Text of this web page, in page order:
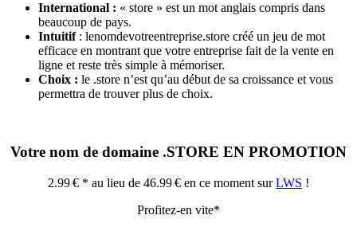
International : « store » est un mot anglais compris dans
beaucoup de pays.
Intuitif : lenomdevotreentreprise.store créé un jeu de mot
efficace en montrant que votre entreprise fait de la vente en
ligne et reste très simple à mémoriser.
Choix : le .store n’est qu’au début de sa croissance et vous
permettra de trouver plus de choix.
Votre nom de domaine .STORE EN PROMOTION
2.99 € * au lieu de 46.99 € en ce moment surLWS !
Profitez-en vite*